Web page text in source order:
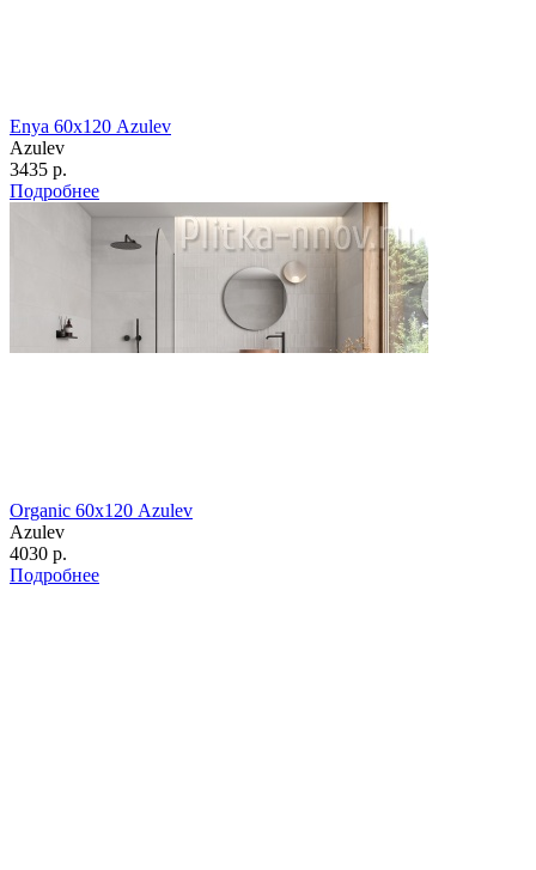
Enya 60х120 Azulev
Azulev
3435 р.
Подробнее
Organic 60х120 Azulev
Azulev
4030 р.
Подробнее